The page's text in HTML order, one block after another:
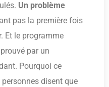
Un problème
pas la première fois
Et le programme
par un
Pourquoi ce
disent que